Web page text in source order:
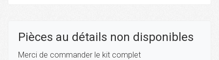
Pièces au détails non disponibles
Merci de commander le kit complet